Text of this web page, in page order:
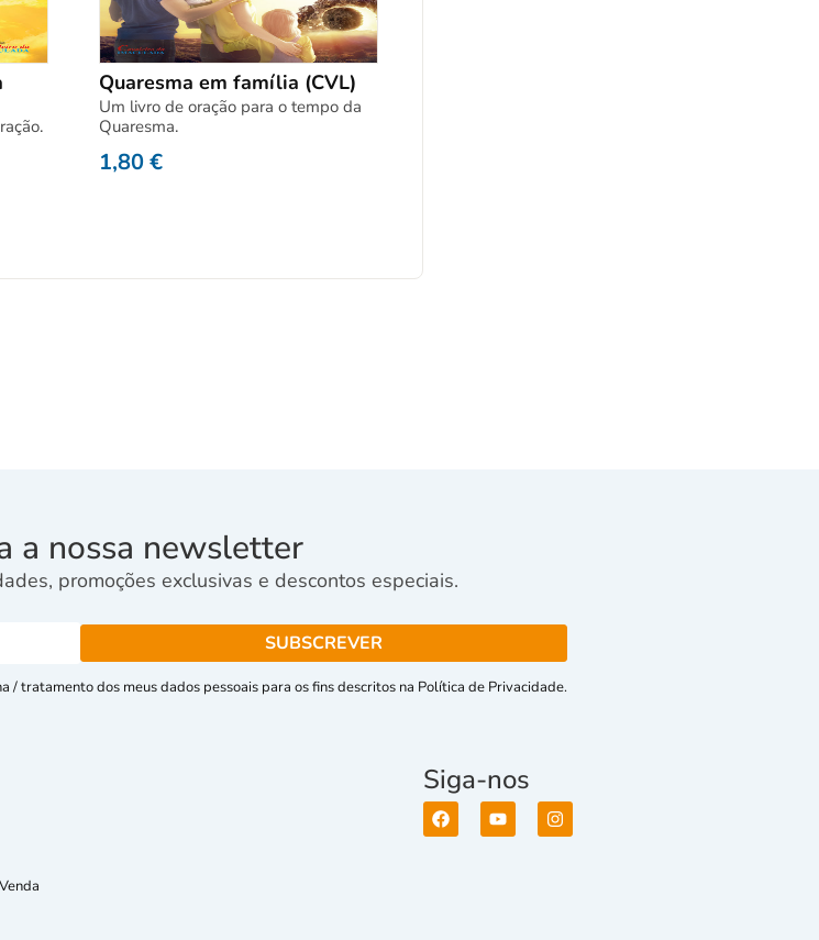
Quaresma em família (CVL)
Um livro de oração para o tempo da
Quaresma.
1,80€
a nossa newsletter
promoções exclusivas e descontos especiais.
/ tratamento dos meus dados pessoais para os fins descritos na Política de Privacidade.
Siga-nos